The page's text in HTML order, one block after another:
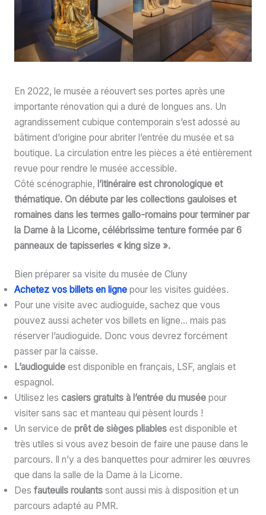
En 2022, le musée a réouvert ses portes après une
importante rénovation qui a duré de longues ans. Un
agrandissement cubique contemporain s’est adossé au
bâtiment d’origine pour abriter l’entrée du musée et sa
boutique. La circulation entre les pièces a été entièrement
revue pour rendre le musée accessible.
Côté scénographie, l’itinéraire est chronologique et
thématique. On débute par les collections gauloises et
romaines dans les termes gallo-romains pour terminer par
la Dame à la Licorne, célébrissime tenture formée par 6
panneaux de tapisseries « king size ».
Bien préparer sa visite du musée de Cluny
Achetez vos billets en lignepour les visites guidées.
Pour une visite avec audioguide, sachez que vous
pouvez aussi acheter vos billets en ligne… mais pas
réserver l’audioguide. Donc vous devrez forcément
passer par la caisse.
L’audioguide est disponible en français, LSF, anglais et
espagnol.
Utilisez les casiers gratuits à l’entrée du musée pour
visiter sans sac et manteau qui pèsent lourds !
Un service de prêt de sièges pliablesest disponible et
très utiles si vous avez besoin de faire une pause dans le
parcours. Il n’y a des banquettes pour admirer les œuvres
que dans la salle de la Dame à la Licorne.
Des fauteuils roulantssont aussi mis à disposition et un
parcours adapté au PMR.